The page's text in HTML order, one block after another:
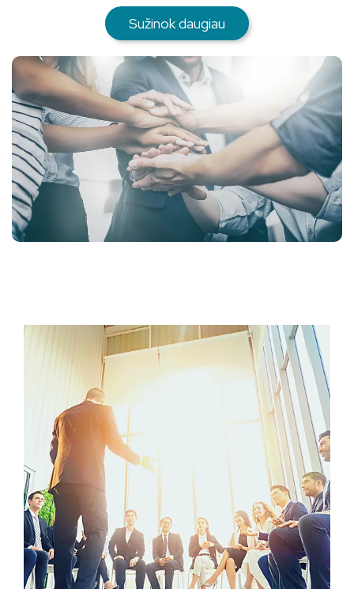
Sužinok daugiau